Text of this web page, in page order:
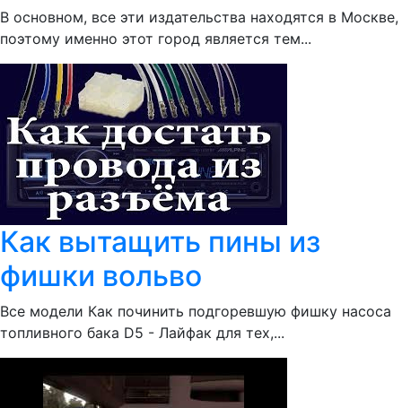
В основном, все эти издательства находятся в Москве,
поэтому именно этот город является тем...
Как вытащить пины из
фишки вольво
Все модели Как починить подгоревшую фишку насоса
топливного бака D5 - Лайфак для тех,...